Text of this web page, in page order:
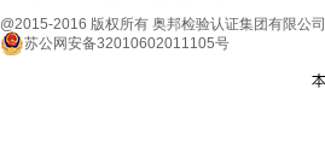
@2015-2016 版权所有 奥邦检验认证集团有限公司
苏公网安备32010602011105号